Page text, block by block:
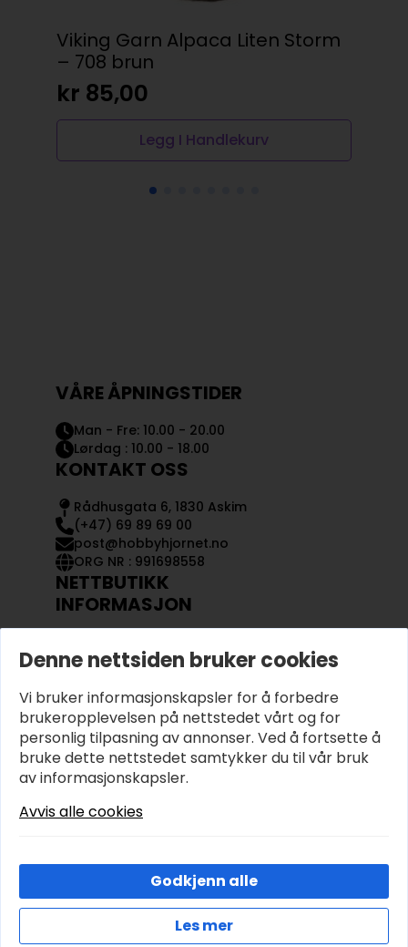
Viking Garn Alpaca Liten Storm
– 708 brun
kr 85,00
Legg I Handlekurv
VÅRE ÅPNINGSTIDER
Man - Fre: 10.00 - 20.00
Lørdag : 10.00 - 18.00
KONTAKT OSS
Rådhusgata 6, 1830 Askim
(+47) 69 89 69 00
post@hobbyhjornet.no
ORG NR : 991698558
NETTBUTIKK
INFORMASJON
OM OSS
KJØPSVILKÅR OG BETINGELSER
PERSONVERN
© 2026 Hobbyhjornet.no – Utviklet og designet av
Denne nettsiden bruker cookies
Vi bruker informasjonskapsler for å forbedre
brukeropplevelsen på nettstedet vårt og for
personlig tilpasning av annonser. Ved å fortsette å
bruke dette nettstedet samtykker du til vår bruk
av informasjonskapsler.
Avvis alle cookies
Les mer
Godkjenn alle